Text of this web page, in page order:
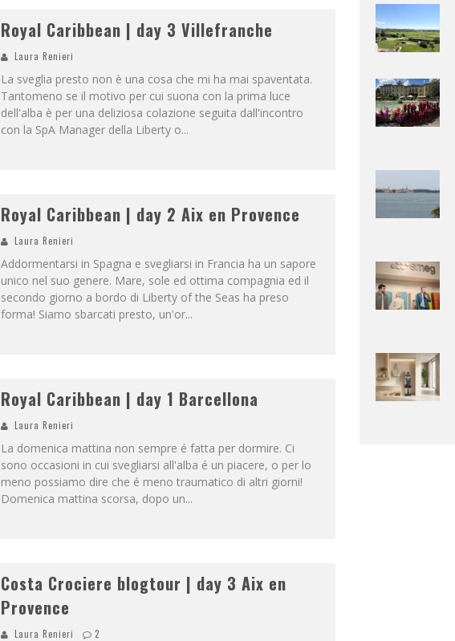
Royal Caribbean | day 3 Villefranche
Laura Renieri
La sveglia presto non è una cosa che mi ha mai spaventata.
Tantomeno se il motivo per cui suona con la prima luce
dell'alba è per una deliziosa colazione seguita dall'incontro
con la SpA Manager della Liberty o...
Royal Caribbean | day 2 Aix en Provence
Laura Renieri
Addormentarsi in Spagna e svegliarsi in Francia ha un sapore
unico nel suo genere. Mare, sole ed ottima compagnia ed il
secondo giorno a bordo di Liberty of the Seas ha preso
forma! Siamo sbarcati presto, un'or...
Royal Caribbean | day 1 Barcellona
Laura Renieri
La domenica mattina non sempre é fatta per dormire. Ci
sono occasioni in cui svegliarsi all'alba é un piacere, o per lo
meno possiamo dire che é meno traumatico di altri giorni!
Domenica mattina scorsa, dopo un...
Costa Crociere blogtour | day 3 Aix en
Provence
Laura Renieri 2